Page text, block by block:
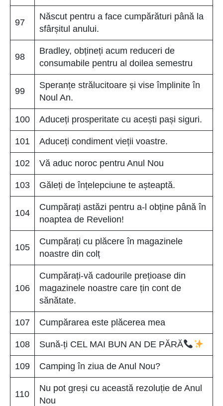
97
Născut pentru a face cumpărături până la
sfârșitul anului.
98
Bradley, obțineți acum reduceri de
consumabile pentru al doilea semestru
99
Speranțe strălucitoare și vise împlinite în
Noul An.
100 Aduceți prosperitate cu acești pași siguri.
101 Aduceți condiment vieții voastre.
102 Vă aduc noroc pentru Anul Nou
103 Găleți de înțelepciune te așteaptă.
104
Cumpărați astăzi pentru a-l obține până în
noaptea de Revelion!
105
Cumpărați cu plăcere în magazinele
noastre din colț
106
Cumpărați-vă cadourile prețioase din
magazinele noastre care țin cont de
sănătate.
107 Cumpărarea este plăcerea mea
108 Sună-ți CEL MAI BUN AN DE PĂRĂ
109 Camping în ziua de Anul Nou?
110
Nu pot greși cu această rezoluție de Anul
Nou